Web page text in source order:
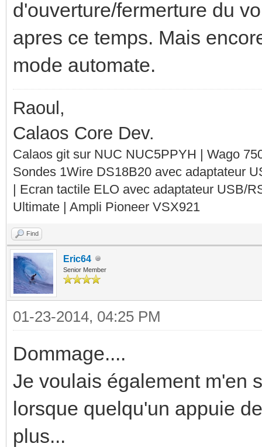
d'ouverture/fermerture du
apres ce temps. Mais
mode automate.
Raoul,
Calaos Core Dev.
Calaos git sur NUC NUC5PPYH | Wago
Sondes 1Wire DS18B20 avec adaptateur
| Ecran tactile ELO avec adaptateur USB/
Ultimate | Ampli Pioneer VSX921
Find
Eric64
Senior Member
01-23-2014, 04:25 PM
Dommage....
Je voulais également m'en
lorsque quelqu'un appuie
plus...